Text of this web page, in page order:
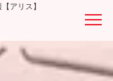
アリス】